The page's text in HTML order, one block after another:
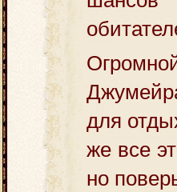
для
же все
но